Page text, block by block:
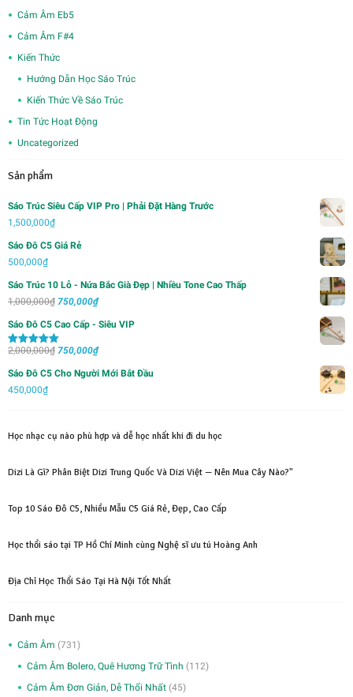
Cảm Âm Eb5
Cảm Âm F#4
Kiến Thức
Hướng Dẫn Học Sáo Trúc
Kiến Thức Về Sáo Trúc
Tin Tức Hoạt Động
Uncategorized
Sản phẩm
Sáo Trúc Siêu Cấp VIP Pro | Phải Đặt Hàng Trước
1,500,000₫
Sáo Đô C5 Giá Rẻ
500,000₫
Sáo Trúc 10 Lỗ - Nứa Bắc Già Đẹp | Nhiều Tone Cao Thấp
1,000,000₫ Giá
1,000,000₫.
750,000₫Giá
là:
750,000₫.
Sáo Đô C5 Cao Cấp - Siêu VIP
Được xếp
sao
2,000,000₫ Giá
750,000₫Giá
Sáo Đô C5 Cho Người Mới Bắt Đầu
450,000₫
Học nhạc cụ nào phù hợp và dễ học nhất khi đi du học
Dizi Là Gì? Phân Biệt Dizi Trung Quốc Và Dizi Việt — Nên Mua Cây Nào?"
Top 10 Sáo Đô C5, Nhiều Mẫu C5 Giá Rẻ, Đẹp, Cao Cấp
Học thổi sáo tại TP Hồ Chí Minh cùng Nghệ sĩ ưu tú Hoàng Anh
Địa Chỉ Học Thổi Sáo Tại Hà Nội Tốt Nhất
Danh mục
Cảm Âm (731)
Cảm Âm Bolero, Quê Hương Trữ Tình (112)
Cảm Âm Đơn Giản, Dễ Thổi Nhất (45)